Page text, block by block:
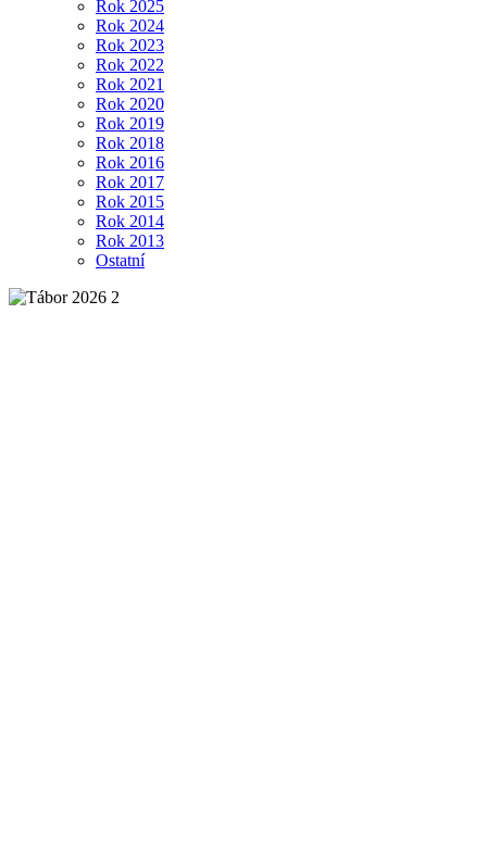
Rok 2025
Rok 2024
Rok 2023
Rok 2022
Rok 2021
Rok 2020
Rok 2019
Rok 2018
Rok 2016
Rok 2017
Rok 2015
Rok 2014
Rok 2013
Ostatní